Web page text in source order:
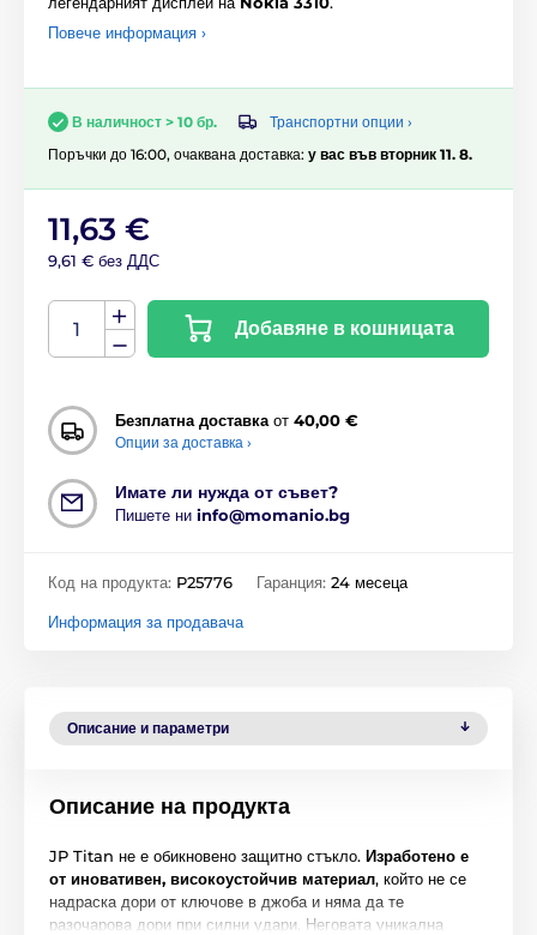
Повече информация ›
В наличност > 10 бр.
Транспортни опции ›
Поръчки до 16:00, очаквана доставка: у вас във вторник 11. 8.
11,63 €
9,61 € без ДДС
Добавяне в кошницата
Безплатна доставка от 40,00 €
Опции за доставка ›
Имате ли нужда от съвет?
Пишете ни info@momanio.bg
Код на продукта: P25776 Гаранция: 24 месеца
Информация за продавача
Описание и параметри
Описание на продукта
JP Titan не е обикновено защитно стъкло. Изработено е
от иновативен, високоустойчив материал, който не се
надраска дори от ключове в джоба и няма да те
разочарова дори при силни удари. Неговата уникална